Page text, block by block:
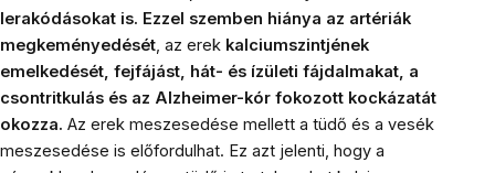
lerakódásokat is. Ezzel szemben hiánya az artériák
megkeményedését, az erek kalciumszintjének
emelkedését, fejfájást, hát- és ízületi fájdalmakat, a
csontritkulás és az Alzheimer-kór fokozott kockázatát
okozza. Az erek meszesedése mellett a tüdő és a vesék
meszesedése is előfordulhat. Ez azt jelenti, hogy a